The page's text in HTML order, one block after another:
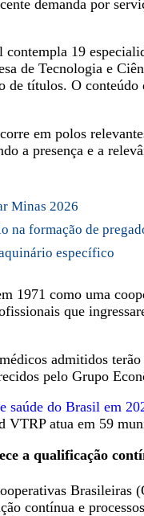
demanda por
19
de Tecnologia e
de títulos. O
em polos
a presença e a
Minas 2026
na formação de
específico
1971 como uma
que
admitidos
pelo Grupo
saúde do Brasil em
VTRP atua em 59
a qualificação
contínua e